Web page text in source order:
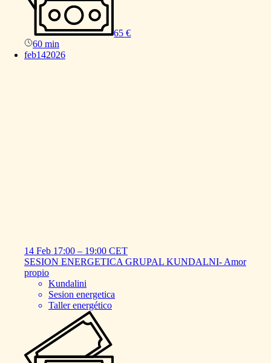
65 €
60 min
feb142026
14 Feb 17:00 – 19:00 CET
SESION ENERGETICA GRUPAL KUNDALNI- Amor
propio
Kundalini
Sesion energetica
Taller energético